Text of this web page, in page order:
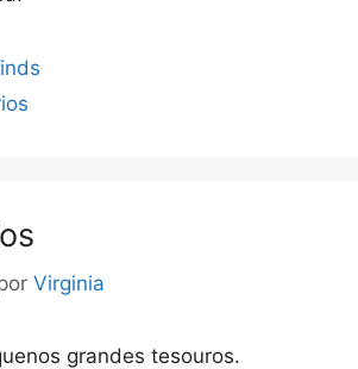
Virginia
grandes tesouros.